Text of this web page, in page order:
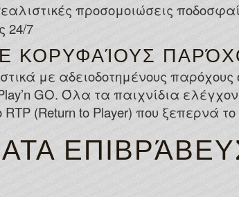
προσομοιώσεις
24/7
ΚΟΡΥΦΑΊΟΥΣ
με αδειοδοτημένους παρόχους
GO. Όλα τα παιχνίδια
RTP (Return to Player) που ξεπερνά